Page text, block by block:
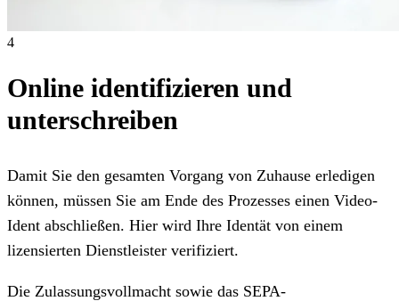
4
Online identifizieren und
unterschreiben
Damit Sie den gesamten Vorgang von Zuhause erledigen
können, müssen Sie am Ende des Prozesses einen Video-
Ident abschließen. Hier wird Ihre Identät von einem
lizensierten Dienstleister verifiziert.
Die Zulassungsvollmacht sowie das SEPA-